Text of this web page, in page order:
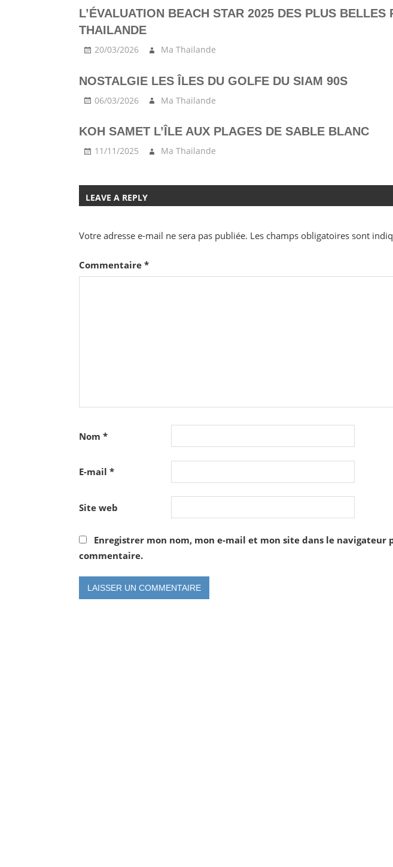
L’ÉVALUATION BEACH STAR 2025 DES PLUS BELLES
THAILANDE
20/03/2026 Ma Thailande
NOSTALGIE LES ÎLES DU GOLFE DU SIAM 90S
06/03/2026 Ma Thailande
KOH SAMET L’ÎLE AUX PLAGES DE SABLE BLANC
11/11/2025 Ma Thailande
LEAVE A REPLY
Votre adresse e-mail ne sera pas publiée. Les champs obligatoires sont
Commentaire *
Nom *
E-mail *
Site web
Enregistrer mon nom, mon e-mail et mon site dans le navigateur
commentaire.